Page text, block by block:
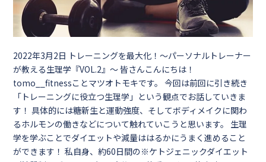
2022年3月2日 トレーニングを最大化！～パーソナルトレーナー
が教える生理学『VOL.2』～ 皆さんこんにちは！
tomo__fitnessことマツオトモキです。 今回は前回に引き続き
「トレーニングに役立つ生理学」という観点でお話していきま
す！ 具体的には糖新生と運動強度、そしてボディメイクに関わ
るホルモンの働きなどについて触れていこうと思います。 生理
学を学ぶことでダイエットや減量ははるかにうまく進めること
ができます！ 私自身、約60日間の※ケトジェニックダイエット